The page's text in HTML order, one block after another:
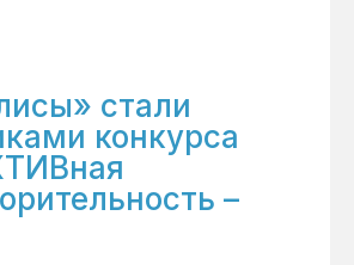
стали
конкурса
–